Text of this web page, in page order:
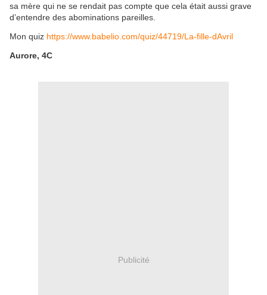
sa mère qui ne se rendait pas compte que cela était aussi grave
d’entendre des abominations pareilles.
Mon quiz https://www.babelio.com/quiz/44719/La-fille-dAvril
Aurore, 4C
Publicité